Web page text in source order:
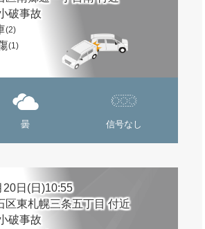
破事故
(2)
(1)
曇 信号なし
20日(日)10:55
区東札幌三条五丁目 付近
破事故